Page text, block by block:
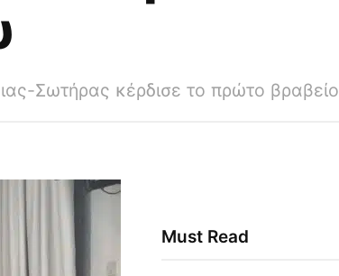
Σωτήρας κέρδισε το πρώτο βραβείο
Must Read